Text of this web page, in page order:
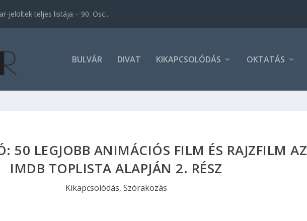
jelöltek teljes listája – 90. Osc...
BULVÁR DIVAT KIKAPCSOLÓDÁS OKTATÁS
50 LEGJOBB ANIMÁCIÓS FILM ÉS RAJZFILM AZ
IMDB TOPLISTA ALAPJÁN 2. RÉSZ
Kikapcsolódás, Szórakozás